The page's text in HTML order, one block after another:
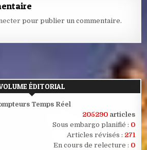
pour publier un commentaire.
ÉDITORIAL
Temps Réel
205290 articles
Sous embargo planifié : 0
Articles révisés : 271
En cours de relecture : 0